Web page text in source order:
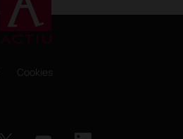
Cookies